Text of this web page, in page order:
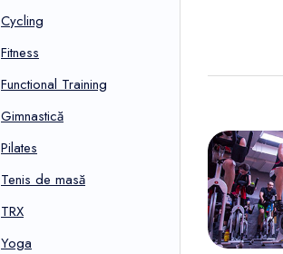
Cycling
Fitness
Functional Training
Gimnastică
Pilates
Tenis de masă
TRX
Yoga